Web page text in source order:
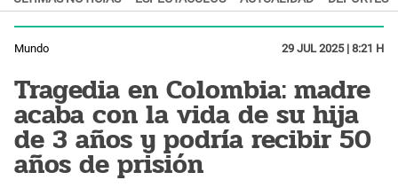
Mundo 29 JUL 2025 | 8:21 H
Tragedia en Colombia: madre
acaba con la vida de su hija
de 3 años y podría recibir 50
años de prisión